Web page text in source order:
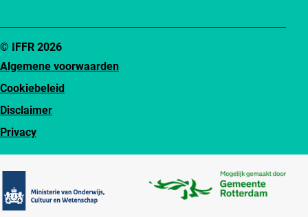
Algemene voorwaarden
Cookiebeleid
Disclaimer
Privacy
© IFFR 2026